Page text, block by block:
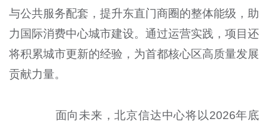
与公共服务配套，提升东直门商圈的整体能级，助
力国际消费中心城市建设。通过运营实践，项目还
将积累城市更新的经验，为首都核心区高质量发展
贡献力量。
面向未来，北京信达中心将以2026年底